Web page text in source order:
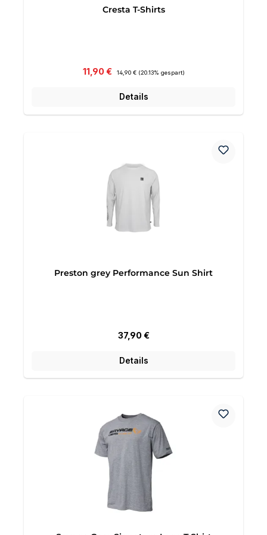
Cresta T-Shirts
Verkaufspreis:
11,90 € 14,90 € (20.13% gespart)
Details
Preston grey Performance Sun Shirt
Regulärer Preis:
37,90 €
Details